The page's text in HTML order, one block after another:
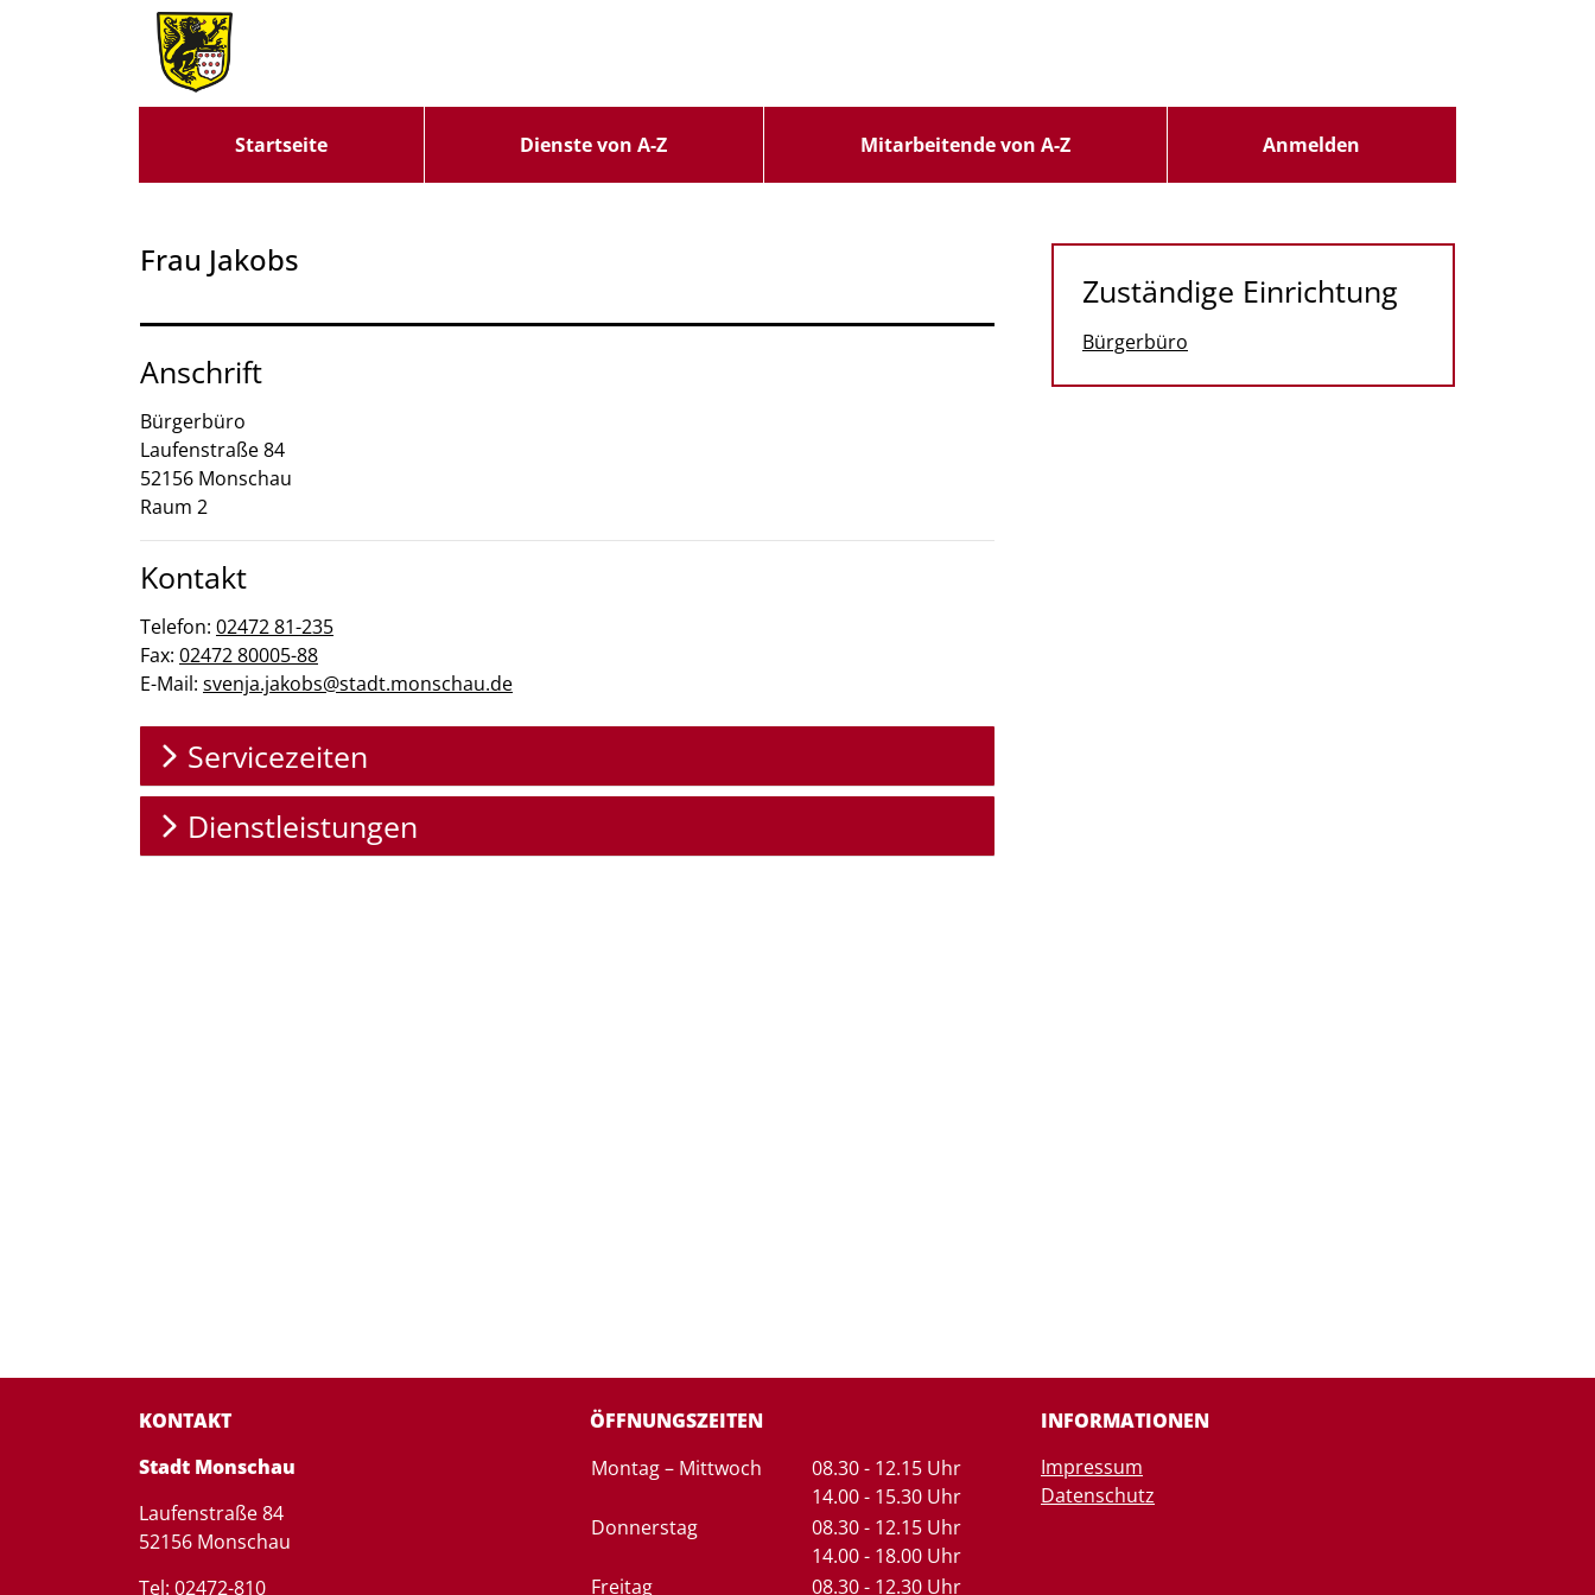
Zum Hauptinhalt springen
Startseite Dienste von A-Z Mitarbeitende von A-Z Anmelden
Frau Jakobs
Anschrift
Bürgerbüro
Laufenstraße84
52156 Monschau
Raum 2
Kontakt
Telefon: 02472 81-235
Fax: 02472 80005-88
E-Mail: svenja.jakobs@stadt.monschau.de
Servicezeiten
Dienstleistungen
Zuständige Einrichtung
Bürgerbüro
KONTAKT
Stadt Monschau
Laufenstraße 84
52156 Monschau
Tel: 02472-810
ÖFFNUNGSZEITEN
TagZeiten
Montag – Mittwoch
08.30 - 12.15 Uhr
14.00 - 15.30 Uhr
Donnerstag
08.30 - 12.15 Uhr
14.00 - 18.00 Uhr
Freitag
08.30 - 12.30 Uhr
INFORMATIONEN
Impressum
Datenschutz